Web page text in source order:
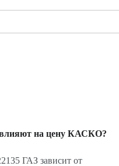
на цену КАСКО?
ГАЗ зависит от